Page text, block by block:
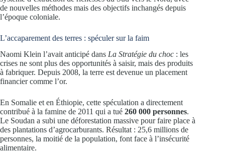
de nouvelles méthodes mais des objectifs inchangés depuis
l’époque coloniale.
L’accaparement des terres : spéculer sur la faim
Naomi Klein l’avait anticipé dans La Stratégie du choc : les
crises ne sont plus des opportunités à saisir, mais des produits
à fabriquer. Depuis 2008, la terre est devenue un placement
financier comme l’or.
En Somalie et en Éthiopie, cette spéculation a directement
contribué à la famine de 2011 qui a tué 260 000 personnes.
Le Soudan a subi une déforestation massive pour faire place à
des plantations d’agrocarburants. Résultat : 25,6 millions de
personnes, la moitié de la population, font face à l’insécurité
alimentaire.